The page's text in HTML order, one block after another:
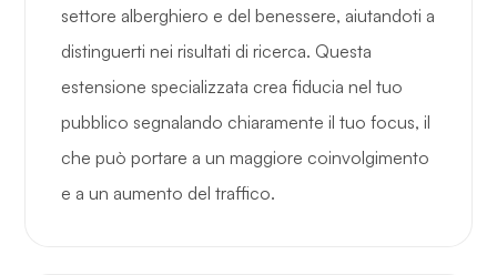
settore alberghiero e del benessere, aiutandoti a
distinguerti nei risultati di ricerca. Questa
estensione specializzata crea fiducia nel tuo
pubblico segnalando chiaramente il tuo focus, il
che può portare a un maggiore coinvolgimento
e a un aumento del traffico.